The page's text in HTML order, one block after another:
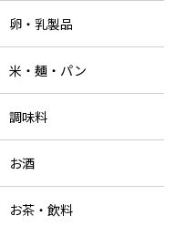
卵・乳製品
米・麺・パン
調味料
お酒
お茶・飲料